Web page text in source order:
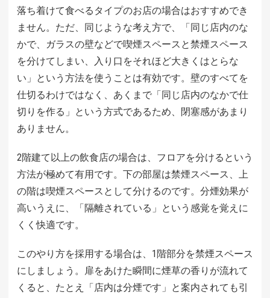
落ち着けて食べるタイプのお店の場合はおすすめでき
ません。ただ、同じような考え方で、「同じ店内のな
かで、ガラスの壁などで喫煙スペースと禁煙スペース
を分けてしまい、入り口をそれほど大きくはとらな
い」という方法を使うことは有効です。壁のすべてを
仕切るわけではなく、あくまで「同じ店内のなかで仕
切りを作る」という方式であるため、閉塞感があまり
ありません。
2階建て以上の飲食店の場合は、フロアを分けるという
方法が極めて有用です。下の部屋は禁煙スペース、上
の階は喫煙スペースとして分けるのです。分煙効果が
高いうえに、「隔離されている」という感覚を覚えに
くく快適です。
このやり方を採用する場合は、1階部分を禁煙スペース
にしましょう。扉をあけた瞬間に煙草の香りが流れて
くると、たとえ「店内は分煙です」と案内されても引